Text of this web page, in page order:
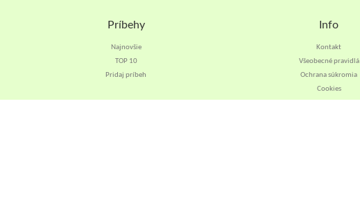
Príbehy
Najnovšie
TOP 10
Pridaj príbeh
Info
Kontakt
Všeobecné pravidlá
Ochrana súkromia
Cookies